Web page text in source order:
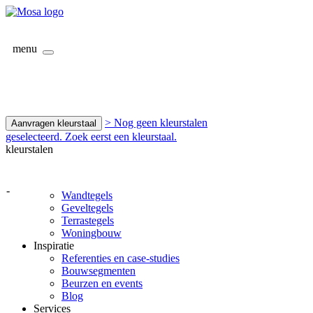
menu
Aanvragen kleurstaal
> Nog geen kleurstalen
geselecteerd. Zoek eerst een kleurstaal.
kleurstalen
-
Wandtegels
Geveltegels
Terrastegels
Woningbouw
Inspiratie
Referenties en case-studies
Bouwsegmenten
Beurzen en events
Blog
Services